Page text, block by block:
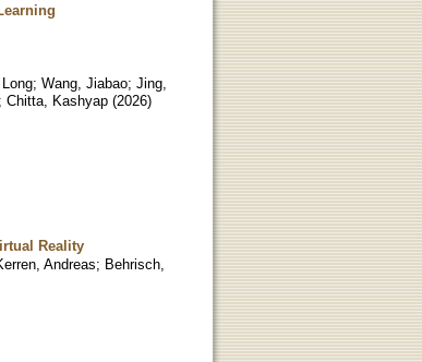
; Wang, Jiabao; Jing,
; Chitta, Kashyap (2026)
Reality
Andreas; Behrisch,